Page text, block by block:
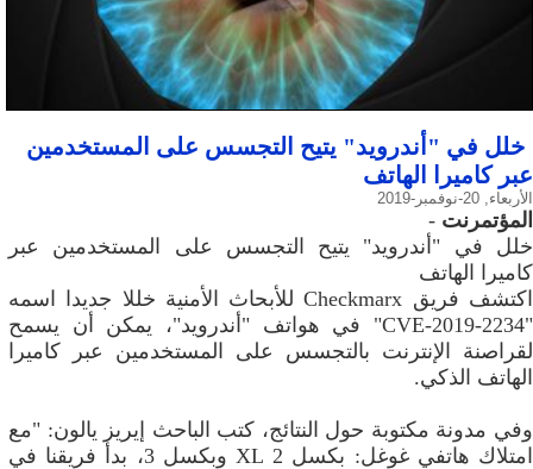
خلل في "أندرويد" يتيح التجسس على المستخدمين
عبر كاميرا الهاتف
الأربعاء, 20-نوفمبر-2019
المؤتمرنت -
خلل في "أندرويد" يتيح التجسس على المستخدمين عبر
كاميرا الهاتف
اكتشف فريق Checkmarx للأبحاث الأمنية خللا جديدا اسمه
"CVE-2019-2234" في هواتف "أندرويد"، يمكن أن يسمح
لقراصنة الإنترنت بالتجسس على المستخدمين عبر كاميرا
الهاتف الذكي.
وفي مدونة مكتوبة حول النتائج، كتب الباحث إيريز يالون: "مع
امتلاك هاتفي غوغل: بكسل 2 XL وبكسل 3، بدأ فريقنا في